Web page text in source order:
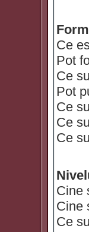
Ce
Pot
Ce
Pot
Ce
Ce
Ce
Cine
Cine
Ce